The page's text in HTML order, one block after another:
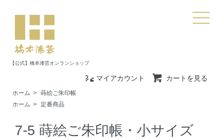
【公式】橋本漆芸オンランショップ
マイアカウント カートを見る
ホーム > 蒔絵ご朱印帳
ホーム > 定番商品
7-5 蒔絵ご朱印帳・小サイズ